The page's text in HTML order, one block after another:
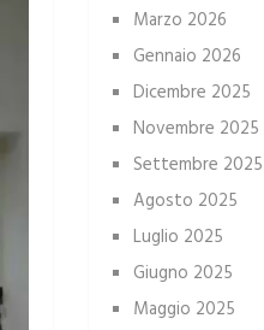
Marzo 2026
Gennaio 2026
Dicembre 2025
Novembre 2025
Settembre 2025
Agosto 2025
Luglio 2025
Giugno 2025
Maggio 2025